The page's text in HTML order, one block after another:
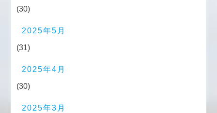
(30)
2025年5月
(31)
2025年4月
(30)
2025年3月